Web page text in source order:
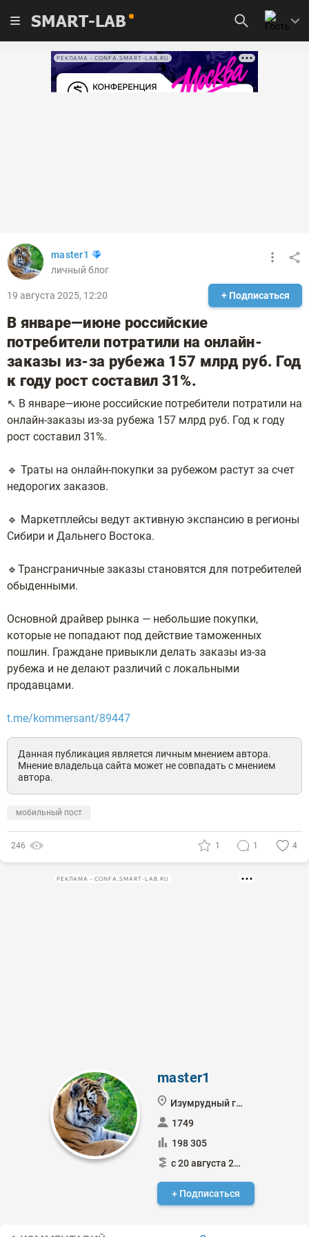
SMART-LAB
РЕКЛАМА • CONFA.SMART-LAB.RU
master1
личный блог
19 августа 2025, 12:20 + Подписаться
В январе—июне российские
потребители потратили на онлайн-
заказы из-за рубежа 157 млрд руб. Год
к году рост составил 31%.
↖️ В январе—июне российские потребители потратили на
онлайн-заказы из-за рубежа 157 млрд руб. Год к году
рост составил 31%.
🔹 Траты на онлайн-покупки за рубежом растут за счет
недорогих заказов.
🔹 Маркетплейсы ведут активную экспансию в регионы
Сибири и Дальнего Востока.
🔹Трансграничные заказы становятся для потребителей
обыденными.
Основной драйвер рынка — небольшие покупки,
которые не попадают под действие таможенных
пошлин. Граждане привыкли делать заказы из-за
рубежа и не делают различий с локальными
продавцами.
t.me/kommersant/89447
Данная публикация является личным мнением автора.
Мнение владельца сайта может не совпадать с мнением
автора.
мобильный пост
246 1 1 4
РЕКЛАМА • CONFA.SMART-LAB.RU
master1
Изумрудный город
1749
198 305
с 20 августа 2021
+ Подписаться